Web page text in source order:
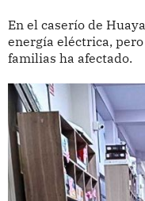
En el caserío de
energía eléctrica,
familias ha afectado.